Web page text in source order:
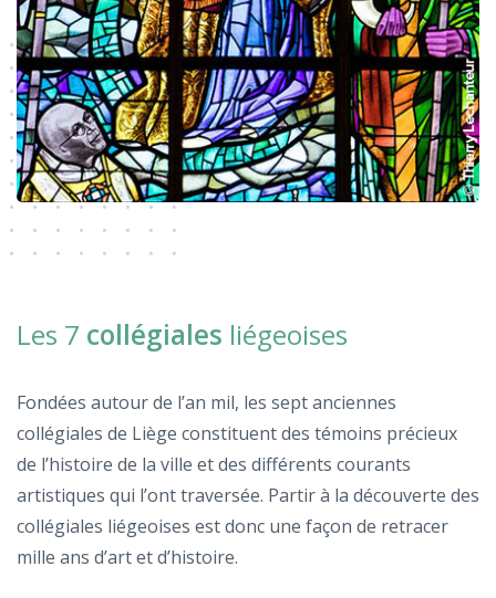
Les 7 collégiales liégeoises
Fondées autour de l’an mil, les sept anciennes
collégiales de Liège constituent des témoins précieux
de l’histoire de la ville et des différents courants
artistiques qui l’ont traversée. Partir à la découverte des
collégiales liégeoises est donc une façon de retracer
mille ans d’art et d’histoire.